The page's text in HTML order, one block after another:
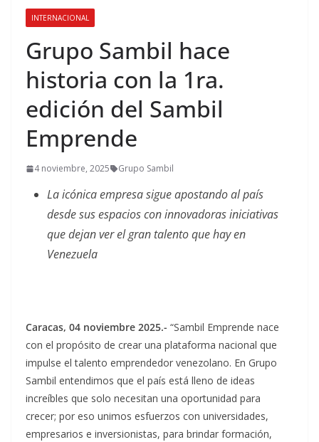
INTERNACIONAL
Grupo Sambil hace
historia con la 1ra.
edición del Sambil
Emprende
4 noviembre, 2025 Grupo Sambil
La icónica empresa sigue apostando al país
desde sus espacios con innovadoras iniciativas
que dejan ver el gran talento que hay en
Venezuela
Caracas, 04 noviembre 2025.- “Sambil Emprende nace
con el propósito de crear una plataforma nacional que
impulse el talento emprendedor venezolano. En Grupo
Sambil entendimos que el país está lleno de ideas
increíbles que solo necesitan una oportunidad para
crecer; por eso unimos esfuerzos con universidades,
empresarios e inversionistas, para brindar formación,